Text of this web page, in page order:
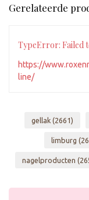
Gerelateerde
TypeError: Failed
https://
line/
gellak (2661)
limburg
nagelproducten